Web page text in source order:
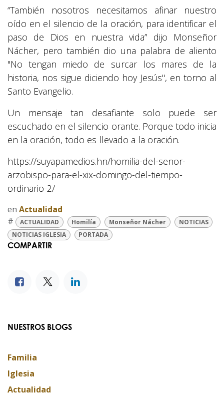
“También nosotros necesitamos afinar nuestro
oído en el silencio de la oración, para identificar el
paso de Dios en nuestra vida” dijo Monseñor
Nácher, pero también dio una palabra de aliento
"No tengan miedo de surcar los mares de la
historia, nos sigue diciendo hoy Jesús", en torno al
Santo Evangelio.
Un mensaje tan desafiante solo puede ser
escuchado en el silencio orante. Porque todo inicia
en la oración, todo es llevado a la oración.
https://suyapamedios.hn/homilia-del-senor-
arzobispo-para-el-xix-domingo-del-tiempo-
ordinario-2/
en Actualidad
#
ACTUALIDAD Homilía Monseñor Nácher
NOTICIAS
NOTICIAS IGLESIA
PORTADA
COMPARTIR
NUESTROS BLOGS
Familia
Iglesia
Actualidad